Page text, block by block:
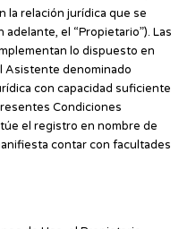
la relación jurídica que se
adelante, el “Propietario”). Las
lo dispuesto en
Asistente denominado
con capacidad suficiente
Condiciones
el registro en nombre de
contar con facultades